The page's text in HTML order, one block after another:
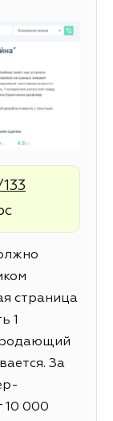
страница
1
За
10 000